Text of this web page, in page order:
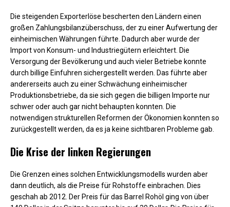
Die steigenden Exporterlöse bescherten den Ländern einen
großen Zahlungsbilanzüberschuss, der zu einer Aufwertung der
einheimischen Währungen führte. Dadurch aber wurde der
Import von Konsum- und Industriegütern erleichtert. Die
Versorgung der Bevölkerung und auch vieler Betriebe konnte
durch billige Einfuhren sichergestellt werden. Das führte aber
andererseits auch zu einer Schwächung einheimischer
Produktionsbetriebe, da sie sich gegen die billigen Importe nur
schwer oder auch gar nicht behaupten konnten. Die
notwendigen strukturellen Reformen der Ökonomien konnten so
zurückgestellt werden, da es ja keine sichtbaren Probleme gab.
Die Krise der linken Regierungen
Die Grenzen eines solchen Entwicklungsmodells wurden aber
dann deutlich, als die Preise für Rohstoffe einbrachen. Dies
geschah ab 2012. Der Preis für das Barrel Rohöl ging von über